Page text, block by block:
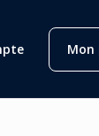
Mon